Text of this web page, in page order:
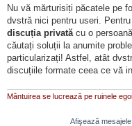
e
s
a
n
e
c
i
t
t
Nu vă mărturisiți păcatele pe
dvstră nici pentru useri.
discuția privatăcu o
căutați soluții la anumite
particularizați! Astfel, atât
discuțiile formate ceea ce vă
Mântuirea se lucrează pe ruinele
Afişează